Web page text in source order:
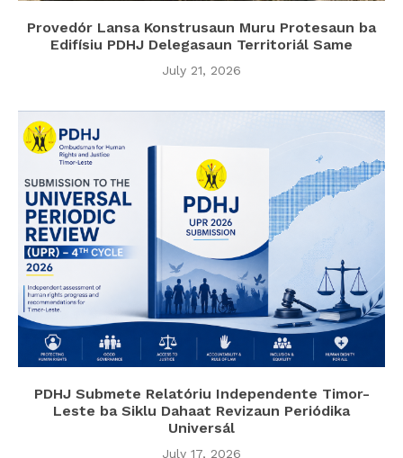
Provedór Lansa Konstrusaun Muru Protesaun ba
Edifísiu PDHJ Delegasaun Territoriál Same
July 21, 2026
PDHJ Submete Relatóriu Independente Timor-
Leste ba Siklu Dahaat Revizaun Periódika
Universál
July 17, 2026